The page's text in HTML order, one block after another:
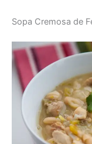
Sopa Cremosa de